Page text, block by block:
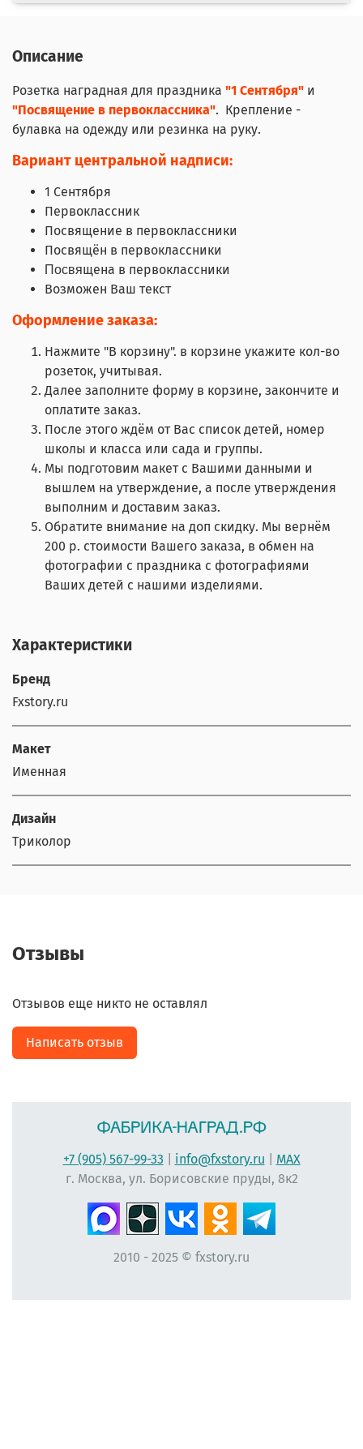
Описание
Розетка наградная для праздника "1 Сентября" и
"Посвящение в первоклассника". Крепление -
булавка на одежду или резинка на руку.
Вариант центральной надписи:
1 Сентября
Первоклассник
Посвящение в первоклассники
Посвящён в первоклассники
Посвящена в первоклассники
Возможен Ваш текст
Оформление заказа:
Нажмите "В корзину". в корзине укажите кол-во
розеток, учитывая.
Далее заполните форму в корзине, закончите и
оплатите заказ.
После этого ждём от Вас список детей, номер
школы и класса или сада и группы.
Мы подготовим макет с Вашими данными и
вышлем на утверждение, а после утверждения
выполним и доставим заказ.
Обратите внимание на доп скидку. Мы вернём
200 р. стоимости Вашего заказа, в обмен на
фотографии с праздника с фотографиями
Ваших детей с нашими изделиями.
Характеристики
Бренд
Fxstory.ru
Макет
Именная
Дизайн
Триколор
Отзывы
Отзывов еще никто не оставлял
Написать отзыв
+7 (905) 567-99-33 info@fxstory.ru
MAX
г. Москва, ул. Борисовские пруды, 8к2
2010 - 2025 © fxstory.ru